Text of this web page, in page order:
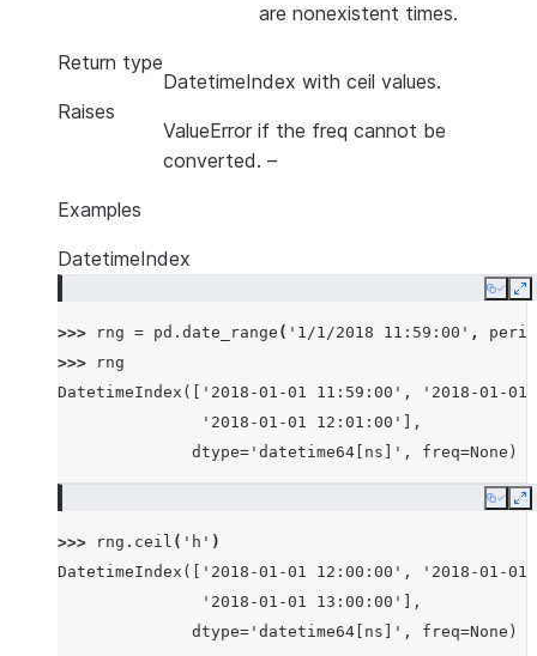
are nonexistent times.
Return type
DatetimeIndex with ceil values.
Raises
ValueError if the freq cannot be
converted. –
Examples
DatetimeIndex
Copy
>>> rng = pd . date_range ( '1/1/2018 11:59:00' ,
>>>
rng
DatetimeIndex(['2018-01-01 11:59:00', '2018-01-
               '2018-01-01 12:01:00'],
              dtype='datetime64[ns]', freq=None)
Copy
>>> rng . ceil ( 'h' )
DatetimeIndex(['2018-01-01 12:00:00', '2018-01-
               '2018-01-01 13:00:00'],
              dtype='datetime64[ns]', freq=None)